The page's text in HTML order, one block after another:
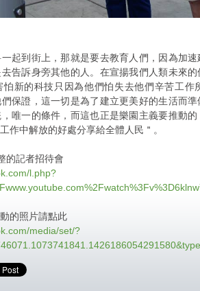
起到街上，那就是要去教育人們，因為加
告訴身旁其他的人。在宣揚我們人類未來
怕新的科技只因為他們怕失去他們辛苦工作
保證，這一切是為了建立更美好的生活而
唯一的條件，而這也正是樂園主義要推動
作中解放的好處分享給全體人民＂。
的記者招待會
l.php?
的照片請點此
media/set/?